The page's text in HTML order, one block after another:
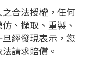
合法授權，任何
、擷取、重製、
經發現表示，您
請求賠償。